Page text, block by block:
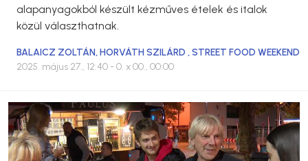
alapanyagokból készült kézműves ételek és italok
közül választhatnak.
BALAICZ ZOLTÁN,HORVÁTH SZILÁRD ,STREET FOOD WEEKEND
2025. május 27., 12:40 - 0. x 00., 00:00